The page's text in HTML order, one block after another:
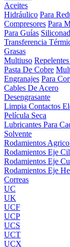
Aceites
Hidráulico Para
Compresores Para
Para Guías
Transferencia
Grasas
Multiuso
Pasta De Cobre
Engranajes Para
Cables De Acero
Desengrasante
Limpia Contactos
Película Seca
Lubricantes Para
Solvente
Rodamientos
Rodamientos Eje
Rodamientos Eje
Rodamientos Eje
Correas
UC
UK
UCF
UCP
UCS
UCT
UCX